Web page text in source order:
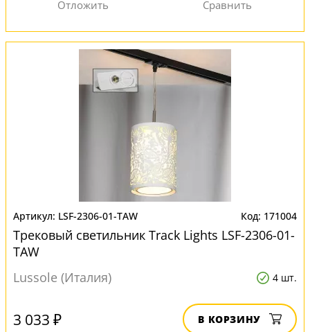
LSF-2306-01-TAW 171004
Трековый светильник Track Lights LSF-2306-01-
TAW
Lussole (Италия)
4 шт.
3 033 ₽ В КОРЗИНУ